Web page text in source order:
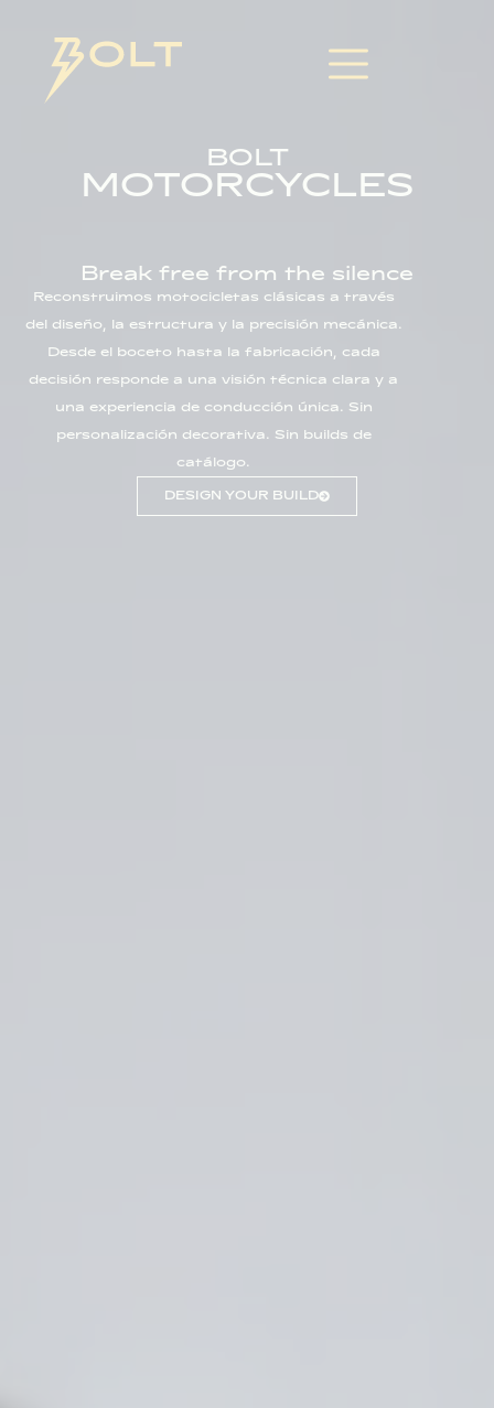
BOLT
MOTORCYCLES
Break free from the silence
Reconstruimos motocicletas clásicas a través
del diseño, la estructura y la precisión mecánica.
Desde el boceto hasta la fabricación, cada
decisión responde a una visión técnica clara y a
una experiencia de conducción única. Sin
personalización decorativa. Sin builds de
catálogo.
DESIGN YOUR BUILD